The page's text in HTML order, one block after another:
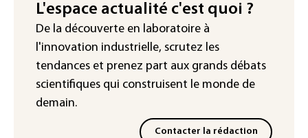
L'espace actualité c'est quoi ?
De la découverte en laboratoire à
l'innovation industrielle, scrutez les
tendances et prenez part aux grands débats
scientifiques qui construisent le monde de
demain.
Contacter la rédaction